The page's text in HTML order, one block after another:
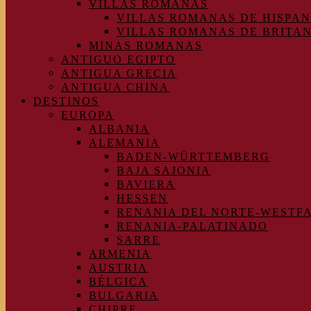
VILLAS ROMANAS
VILLAS ROMANAS DE
VILLAS ROMANAS DE
MINAS ROMANAS
ANTIGUO EGIPTO
ANTIGUA GRECIA
ANTIGUA CHINA
DESTINOS
EUROPA
ALBANIA
ALEMANIA
BADEN-WÜRTTEMBERG
BAJA SAJONIA
BAVIERA
HESSEN
RENANIA DEL NORTE-
RENANIA-PALATINADO
SARRE
ARMENIA
AUSTRIA
BÉLGICA
BULGARIA